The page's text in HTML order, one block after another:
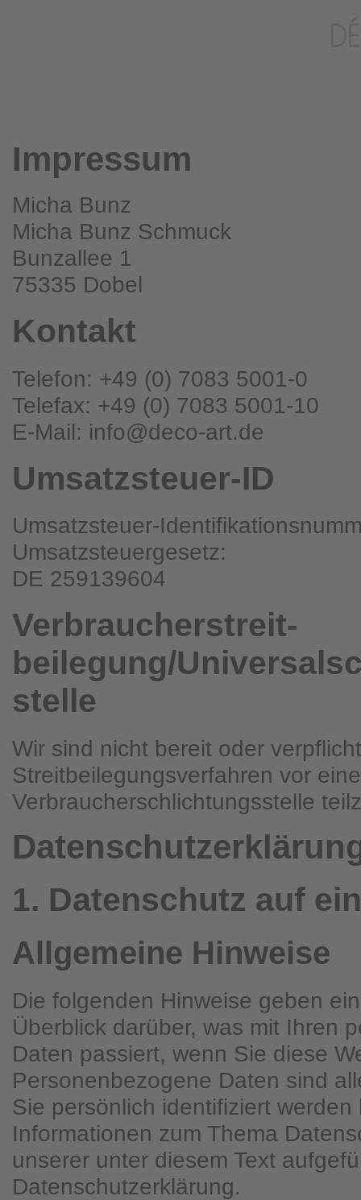
Impressum
Micha Bunz
Micha Bunz Schmuck
Bunzallee 1
75335 Dobel
Kontakt
Telefon: +49 (0) 7083 5001-0
Telefax: +49 (0) 7083 5001-10
E-Mail: info@deco-art.de
Umsatzsteuer-ID
Umsatzsteuer-
Umsatzsteuergesetz:
DE 259139604
Verbraucher­streit­
beilegung/
stelle
Wir sind nicht bereit oder
Streitbeilegungsverfahren vor
Verbraucherschlichtungsstelle
1. Datenschutz auf
Allgemeine Hinweise
Die folgenden Hinweise geben
Überblick darüber, was mit Ihren
Daten passiert, wenn Sie diese
Personenbezogene Daten sind
Sie persönlich identifiziert
Informationen zum Thema
unserer unter diesem Text
Datenschutzerklärung.